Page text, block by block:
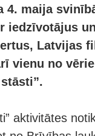
maija
iedzīvotājus
Latvijas
vienu no
aktivitātes